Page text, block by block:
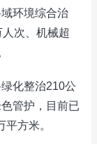
环境综合治
次、机械超
化整治210公
管护，目前已
方米。